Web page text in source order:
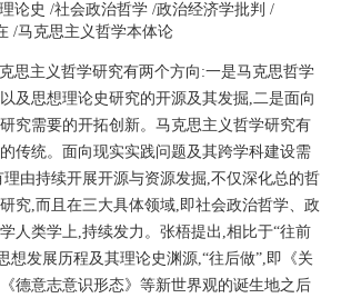
论史 /社会政治哲学 /政治经济学批判 /
/马克思主义哲学本体论
思主义哲学研究有两个方向:一是马克思哲学
及思想理论史研究的开源及其发掘,二是面向
究需要的开拓创新。马克思主义哲学研究有
传统。面向现实实践问题及其跨学科建设需
由持续开展开源与资源发掘,不仅深化总的哲
究,而且在三大具体领域,即社会政治哲学、政
人类学上,持续发力。张梧提出,相比于“往前
想发展历程及其理论史渊源,“往后做”,即《关
德意志意识形态》等新世界观的诞生地之后